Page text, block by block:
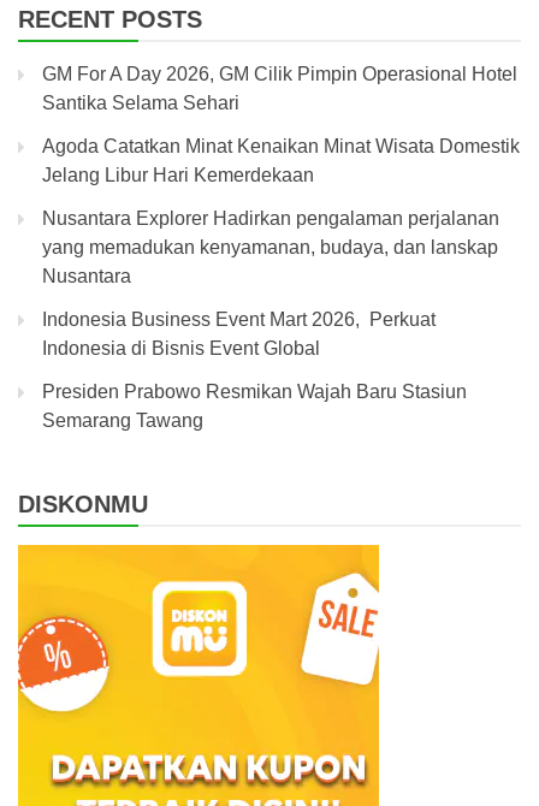
RECENT POSTS
GM For A Day 2026, GM Cilik Pimpin Operasional Hotel
Santika Selama Sehari
Agoda Catatkan Minat Kenaikan Minat Wisata Domestik
Jelang Libur Hari Kemerdekaan
Nusantara Explorer Hadirkan pengalaman perjalanan
yang memadukan kenyamanan, budaya, dan lanskap
Nusantara
Indonesia Business Event Mart 2026, Perkuat
Indonesia di Bisnis Event Global
Presiden Prabowo Resmikan Wajah Baru Stasiun
Semarang Tawang
DISKONMU